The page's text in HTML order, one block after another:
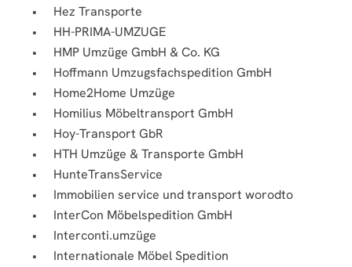
Hez Transporte
HH-PRIMA-UMZUGE
HMP Umzüge GmbH & Co. KG
Hoffmann Umzugsfachspedition GmbH
Home2Home Umzüge
Homilius Möbeltransport GmbH
Hoy-Transport GbR
HTH Umzüge & Transporte GmbH
HunteTransService
Immobilien service und transport worodto
InterCon Möbelspedition GmbH
Interconti.umzüge
Internationale Möbel Spedition